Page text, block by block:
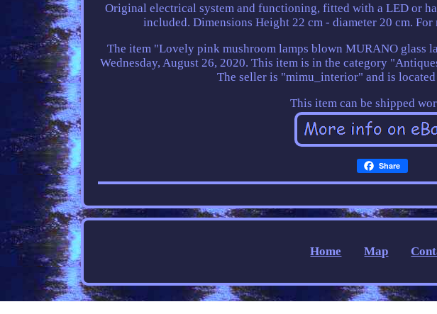
Original electrical system and functioning, fitted with a LED or
included. Dimensions Height 22 cm - diameter 20 cm.
The item "Lovely pink mushroom lamps blown MURANO glass
Wednesday, August 26, 2020. This item is in the category
The seller is "mimu_interior" and is
This item can be shipped
Share
Home Map